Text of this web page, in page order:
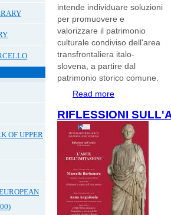
OF UPPER
intende individuare soluzioni
per promuovere e
valorizzare il patrimonio
culturale condiviso dell'area
transfrontaliera italo-
slovena, a partire dal
patrimonio storico comune.
Read more
RIFLESSIONI